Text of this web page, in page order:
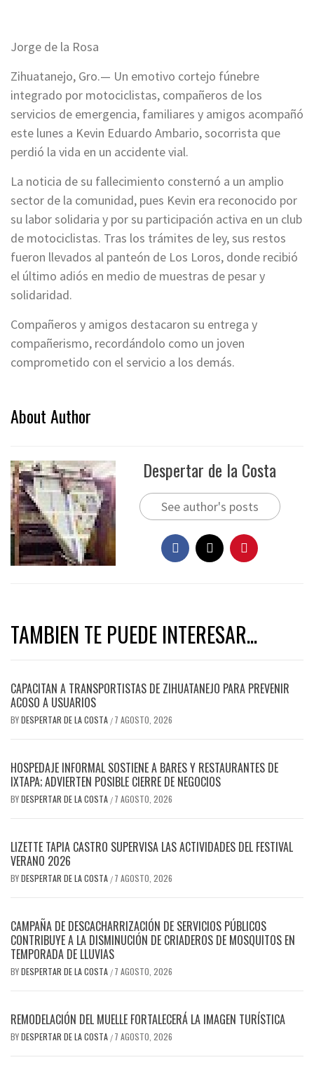
Jorge de la Rosa
Zihuatanejo, Gro.— Un emotivo cortejo fúnebre
integrado por motociclistas, compañeros de los
servicios de emergencia, familiares y amigos acompañó
este lunes a Kevin Eduardo Ambario, socorrista que
perdió la vida en un accidente vial.
La noticia de su fallecimiento consternó a un amplio
sector de la comunidad, pues Kevin era reconocido por
su labor solidaria y por su participación activa en un club
de motociclistas. Tras los trámites de ley, sus restos
fueron llevados al panteón de Los Loros, donde recibió
el último adiós en medio de muestras de pesar y
solidaridad.
Compañeros y amigos destacaron su entrega y
compañerismo, recordándolo como un joven
comprometido con el servicio a los demás.
About Author
Despertar de la Costa
See author's posts
TAMBIEN TE PUEDE INTERESAR...
CAPACITAN A TRANSPORTISTAS DE ZIHUATANEJO PARA PREVENIR
ACOSO A USUARIOS
BYDESPERTAR DE LA COSTA / 7 AGOSTO, 2026
HOSPEDAJE INFORMAL SOSTIENE A BARES Y RESTAURANTES DE
IXTAPA; ADVIERTEN POSIBLE CIERRE DE NEGOCIOS
BYDESPERTAR DE LA COSTA / 7 AGOSTO, 2026
LIZETTE TAPIA CASTRO SUPERVISA LAS ACTIVIDADES DEL FESTIVAL
VERANO 2026
BYDESPERTAR DE LA COSTA / 7 AGOSTO, 2026
CAMPAÑA DE DESCACHARRIZACIÓN DE SERVICIOS PÚBLICOS
CONTRIBUYE A LA DISMINUCIÓN DE CRIADEROS DE MOSQUITOS EN
TEMPORADA DE LLUVIAS
BYDESPERTAR DE LA COSTA / 7 AGOSTO, 2026
REMODELACIÓN DEL MUELLE FORTALECERÁ LA IMAGEN TURÍSTICA
BYDESPERTAR DE LA COSTA / 7 AGOSTO, 2026